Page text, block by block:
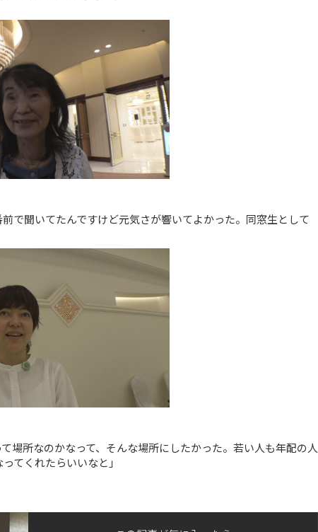
で聞いてたんですけど元気さが響いてよかった。同窓生として
場所なのかなって、そんな場所にしたかった。若い人も年配の人
てくれたらいいなと」